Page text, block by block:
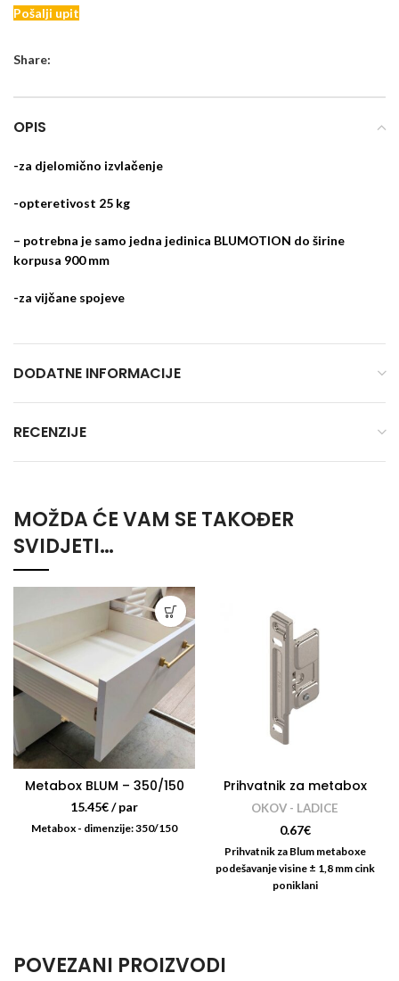
Pošalji upit
Share:
OPIS
-za djelomično izvlačenje
-opteretivost 25 kg
– potrebna je samo jedna jedinica BLUMOTION do širine
korpusa 900 mm
-za vijčane spojeve
DODATNE INFORMACIJE
RECENZIJE
MOŽDA ĆE VAM SE TAKOĐER
SVIDJETI…
Metabox BLUM – 350/150
15.45€/ par
Metabox - dimenzije: 350/150
Prihvatnik za metabox
OKOV - LADICE
0.67€
Prihvatnik za Blum metaboxe
podešavanje visine ± 1,8 mm cink
poniklani
POVEZANI PROIZVODI